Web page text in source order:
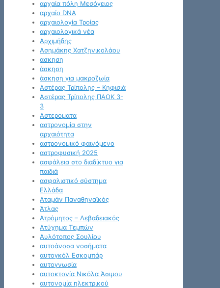
αρχαία πόλη Μεσόγειος
αρχαίο DNA
αρχαιολογία Τροίας
αρχαιολογικά νέα
Αρχιμήδης
Ασημάκης Χατζηνικολάου
ασκηση
άσκηση
άσκηση για μακροζωία
Αστέρας Τρίπολης – Κηφισιά
Αστέρας Τρίπολης ΠΑΟΚ 3-
3
Αστεροματα
αστρονομία στην
αρχαιότητα
αστρονομικό φαινόμενο
αστροφυσική 2025
ασφάλεια στο διαδίκτυο για
παιδιά
ασφαλιστικό σύστημα
Ελλάδα
Αταμάν Παναθηναϊκός
Άτλας
Ατρόμητος – Λεβαδειακός
Ατύχημα Τεμπών
Αυλότοπος Σουλίου
αυτοάνοσα νοσήματα
αυτογκόλ Εσκομπάρ
αυτογνωσία
αυτοκτονία Νικόλα Άσιμου
αυτονομία ηλεκτρικού